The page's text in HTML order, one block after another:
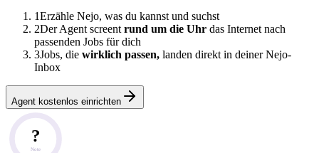
1Erzähle Nejo, was du kannst und suchst
2Der Agent screent rund um die Uhr das Internet nach
passenden Jobs für dich
3Jobs, die wirklich passen, landen direkt in deiner Nejo-
Inbox
Agent kostenlos einrichten
?
Note